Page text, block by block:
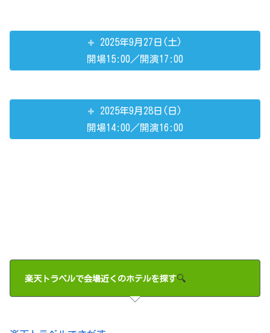
2025年9月27日(土)
開場15:00／開演17:00
2025年9月28日(日)
開場14:00／開演16:00
楽天トラベルで会場近くのホテルを探す🔍